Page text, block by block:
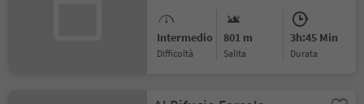
Intermedio
Difficoltà
801 m
Salita
3h:45 Min
durata